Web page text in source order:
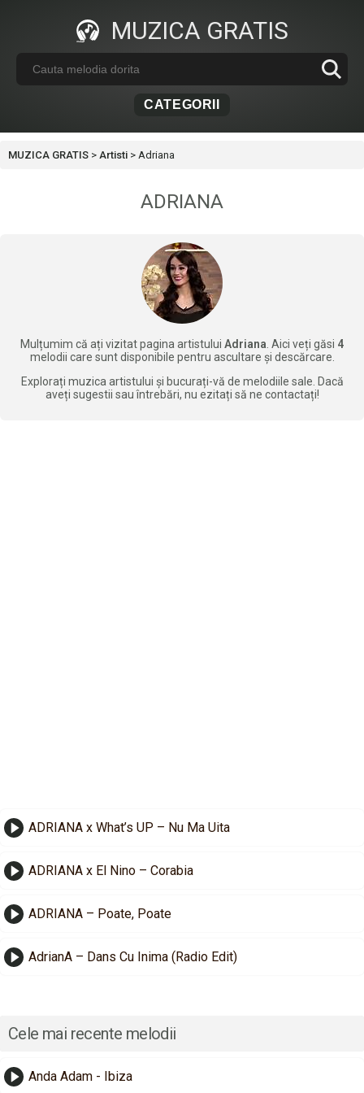
MUZICA GRATIS
CATEGORII
MUZICA GRATIS > Artisti > Adriana
ADRIANA
Mulțumim că ați vizitat pagina artistului Adriana . Aici veți găsi 4
melodii care sunt disponibile pentru ascultare și descărcare.
Explorați muzica artistului și bucurați-vă de melodiile sale. Dacă
aveți sugestii sau întrebări, nu ezitați să ne contactați!
ADRIANA x What’s UP – Nu Ma Uita
ADRIANA x El Nino – Corabia
ADRIANA – Poate, Poate
AdrianA – Dans Cu Inima (Radio Edit)
Cele mai recente melodii
Anda Adam - Ibiza